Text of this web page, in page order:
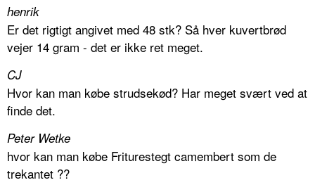
henrik
Er det rigtigt angivet med 48 stk? Så hver kuvertbrød
vejer 14 gram - det er ikke ret meget.
CJ
Hvor kan man købe strudsekød? Har meget svært ved at
finde det.
Peter Wetke
hvor kan man købe Friturestegt camembert som de
trekantet ??